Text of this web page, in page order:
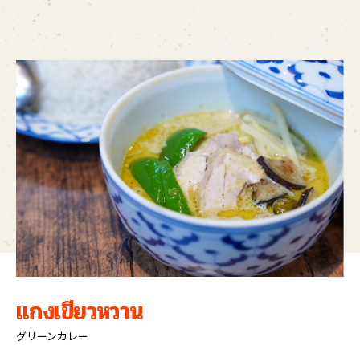
แกงเขียวหวาน
グリーンカレー